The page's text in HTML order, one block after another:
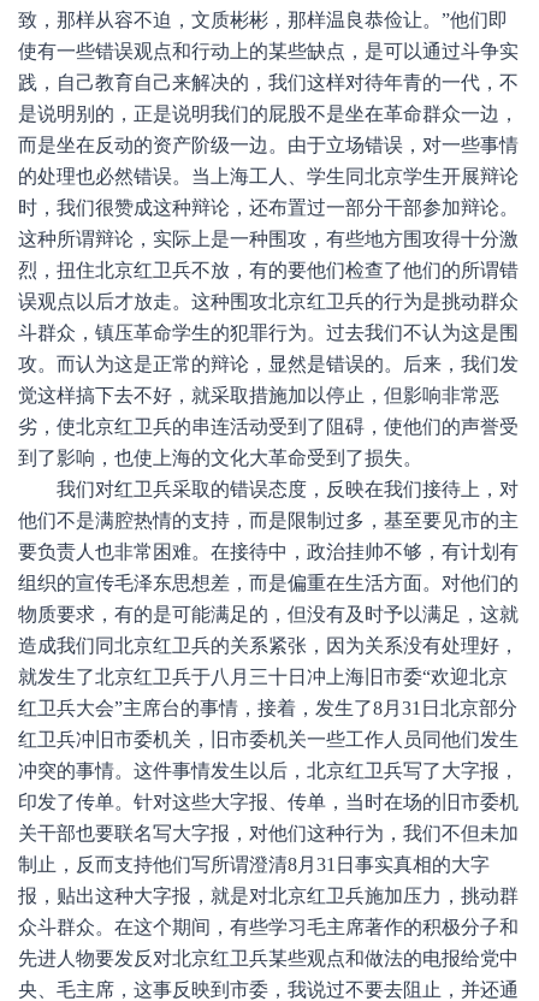
致，那样从容不迫，文质彬彬，那样温良恭俭让。”他们即
使有一些错误观点和行动上的某些缺点，是可以通过斗争实
践，自己教育自己来解决的，我们这样对待年青的一代，不
是说明别的，正是说明我们的屁股不是坐在革命群众一边，
而是坐在反动的资产阶级一边。由于立场错误，对一些事情
的处理也必然错误。当上海工人、学生同北京学生开展辩论
时，我们很赞成这种辩论，还布置过一部分干部参加辩论。
这种所谓辩论，实际上是一种围攻，有些地方围攻得十分激
烈，扭住北京红卫兵不放，有的要他们检查了他们的所谓错
误观点以后才放走。这种围攻北京红卫兵的行为是挑动群众
斗群众，镇压革命学生的犯罪行为。过去我们不认为这是围
攻。而认为这是正常的辩论，显然是错误的。后来，我们发
觉这样搞下去不好，就采取措施加以停止，但影响非常恶
劣，使北京红卫兵的串连活动受到了阻碍，使他们的声誉受
到了影响，也使上海的文化大革命受到了损失。
我们对红卫兵采取的错误态度，反映在我们接待上，对
他们不是满腔热情的支持，而是限制过多，基至要见市的主
要负责人也非常困难。在接待中，政治挂帅不够，有计划有
组织的宣传毛泽东思想差，而是偏重在生活方面。对他们的
物质要求，有的是可能满足的，但没有及时予以满足，这就
造成我们同北京红卫兵的关系紧张，因为关系没有处理好，
就发生了北京红卫兵于八月三十日冲上海旧市委“欢迎北京
红卫兵大会”主席台的事情，接着，发生了8月31日北京部分
红卫兵冲旧市委机关，旧市委机关一些工作人员同他们发生
冲突的事情。这件事情发生以后，北京红卫兵写了大字报，
印发了传单。针对这些大字报、传单，当时在场的旧市委机
关干部也要联名写大字报，对他们这种行为，我们不但未加
制止，反而支持他们写所谓澄清8月31日事实真相的大字
报，贴出这种大字报，就是对北京红卫兵施加压力，挑动群
众斗群众。在这个期间，有些学习毛主席著作的积极分子和
先进人物要发反对北京红卫兵某些观点和做法的电报给党中
央、毛主席，这事反映到市委，我说过不要去阻止，并还通